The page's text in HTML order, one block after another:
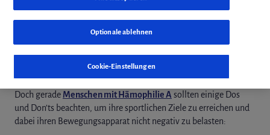
Sport kann zahlreiche positive Effekte auf Deinen Körper haben.
Dazu zählen starke Muskeln, geschulte Koordinationsfähigkeit und
eine bessere Ausdauerleistung.
Doch gerade Menschen mit Hämophilie A sollten einige Dos
und Don’ts beachten, um ihre sportlichen Ziele zu erreichen und
dabei ihren Bewegungsapparat nicht negativ zu belasten:
Cookie-Einstellungen
Optionale ablehnen